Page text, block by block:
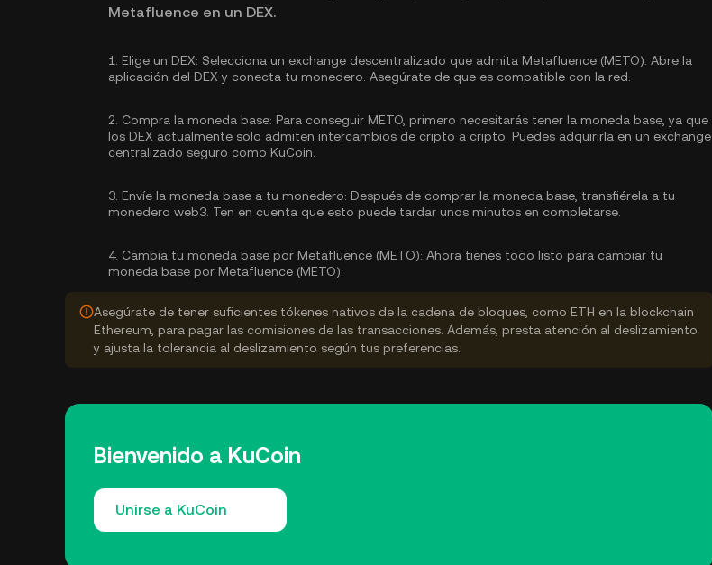
Metafluence en un DEX.
1. Elige un DEX: Selecciona un exchange descentralizado que admita Metafluence (METO). Abre la
aplicación del DEX y conecta tu monedero. Asegúrate de que es compatible con la red.
2. Compra la moneda base: Para conseguir METO, primero necesitarás tener la moneda base, ya que
los DEX actualmente solo admiten intercambios de cripto a cripto. Puedes adquirirla en un exchange
centralizado seguro como KuCoin.
3. Envíe la moneda base a tu monedero: Después de comprar la moneda base, transfiérela a tu
monedero web3. Ten en cuenta que esto puede tardar unos minutos en completarse.
4. Cambia tu moneda base por Metafluence (METO): Ahora tienes todo listo para cambiar tu
moneda base por Metafluence (METO).
Asegúrate de tener suficientes tókenes nativos de la cadena de bloques, como ETH en la blockchain
Ethereum, para pagar las comisiones de las transacciones. Además, presta atención al deslizamiento
y ajusta la tolerancia al deslizamiento según tus preferencias.
Bienvenido a KuCoin
Unirse a KuCoin